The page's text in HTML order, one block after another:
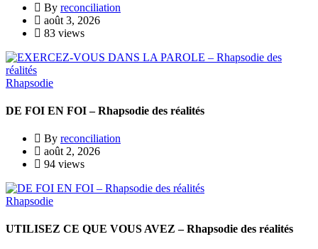
By reconciliation
août 3, 2026
83 views
Rhapsodie
DE FOI EN FOI – Rhapsodie des réalités
By reconciliation
août 2, 2026
94 views
Rhapsodie
UTILISEZ CE QUE VOUS AVEZ – Rhapsodie des réalités